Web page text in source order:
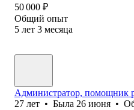
50 000 ₽
Общий опыт
5 лет 3 месяца
Администратор, помощник
27 лет • Была 26 июня •